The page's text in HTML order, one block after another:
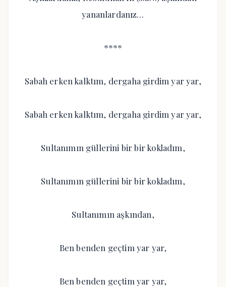
yananlardanız…
****
Sabah erken kalktım, dergaha girdim yar yar,
Sabah erken kalktım, dergaha girdim yar yar,
Sultanımın güllerini bir bir kokladım,
Sultanımın güllerini bir bir kokladım,
Sultanımın aşkından,
Ben benden geçtim yar yar,
Ben benden geçtim yar yar,